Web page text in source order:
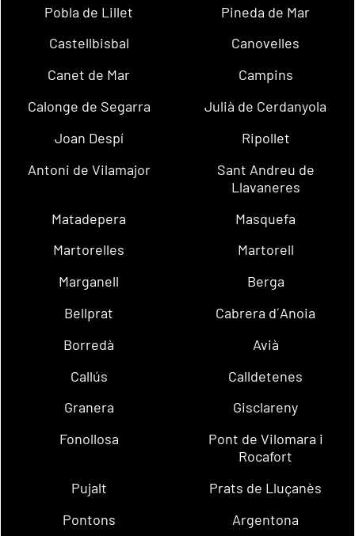
Pobla de Lillet
Pineda de Mar
Castellbisbal
Canovelles
Canet de Mar
Campins
Calonge de Segarra
Julià de Cerdanyola
Joan Despí
Ripollet
Antoni de Vilamajor
Sant Andreu de
Llavaneres
Matadepera
Masquefa
Martorelles
Martorell
Marganell
Berga
Bellprat
Cabrera d´Anoia
Borredà
Avià
Callús
Calldetenes
Granera
Gisclareny
Fonollosa
Pont de Vilomara i
Rocafort
Pujalt
Prats de Lluçanès
Pontons
Argentona